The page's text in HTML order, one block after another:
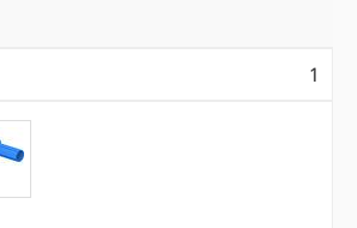
1